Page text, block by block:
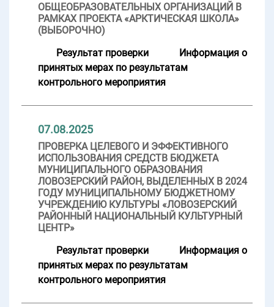
ОБЩЕОБРАЗОВАТЕЛЬНЫХ ОРГАНИЗАЦИЙ В
РАМКАХ ПРОЕКТА «АРКТИЧЕСКАЯ ШКОЛА»
(ВЫБОРОЧНО)
Результат проверки
Информация о
принятых мерах по результатам
контрольного мероприятия
07.08.2025
ПРОВЕРКА ЦЕЛЕВОГО И ЭФФЕКТИВНОГО
ИСПОЛЬЗОВАНИЯ СРЕДСТВ БЮДЖЕТА
МУНИЦИПАЛЬНОГО ОБРАЗОВАНИЯ
ЛОВОЗЕРСКИЙ РАЙОН, ВЫДЕЛЕННЫХ В 2024
ГОДУ МУНИЦИПАЛЬНОМУ БЮДЖЕТНОМУ
УЧРЕЖДЕНИЮ КУЛЬТУРЫ «ЛОВОЗЕРСКИЙ
РАЙОННЫЙ НАЦИОНАЛЬНЫЙ КУЛЬТУРНЫЙ
ЦЕНТР»
Результат проверки
Информация о
принятых мерах по результатам
контрольного мероприятия